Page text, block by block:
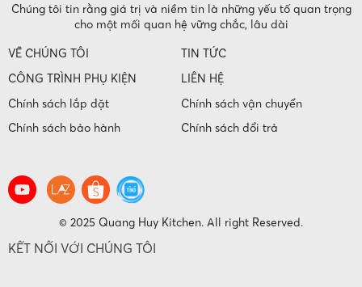
Chúng tôi tin rằng giá trị và niềm tin là những yếu tố quan trọng
cho một mối quan hệ vững chắc, lâu dài
VỀ CHÚNG TÔI
TIN TỨC
CÔNG TRÌNH PHỤ KIỆN
LIÊN HỆ
Chính sách lắp đặt
Chính sách vận chuyển
Chính sách bảo hành
Chính sách đổi trả
© 2025 Quang Huy Kitchen. All right Reserved.
KẾT NỐI VỚI CHÚNG TÔI